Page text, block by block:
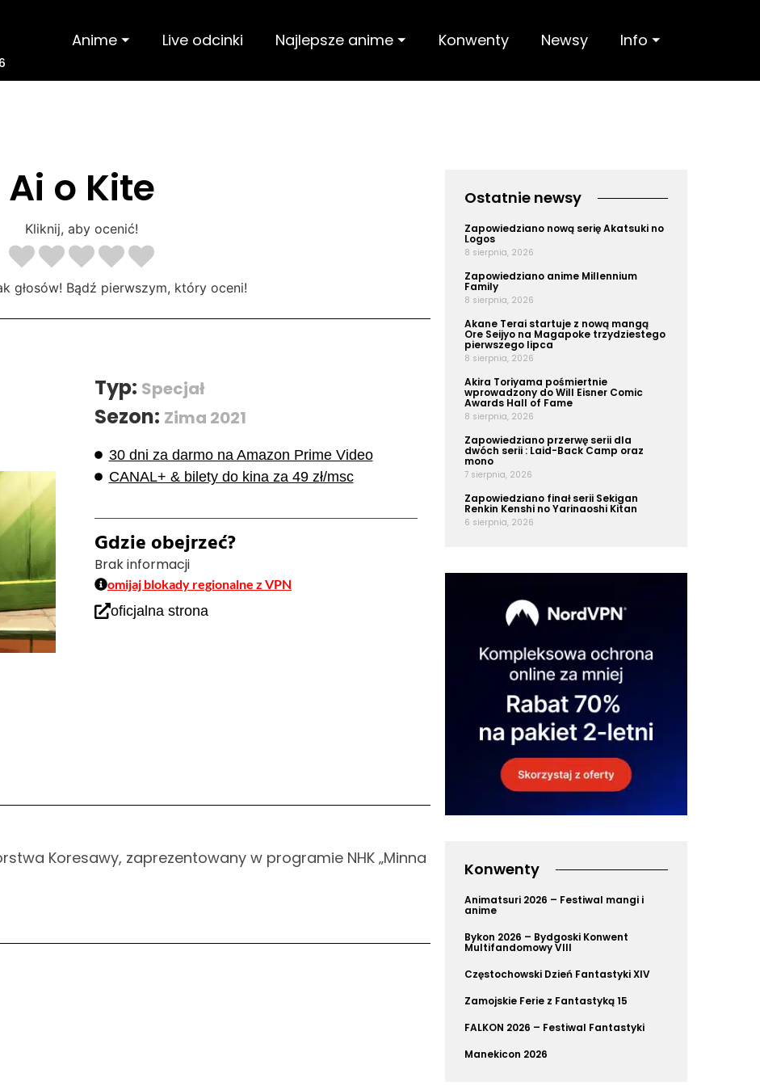
Anime ⏷ Live odcinki Najlepsze anime ⏷ Konwenty Newsy Info ⏷
Ai o Kite
Kliknij, aby ocenić!
głosów! Bądź pierwszym, który oceni!
Typ: Specjał
Sezon: Zima 2021
30 dni za darmo na Amazon Prime Video
CANAL+ & bilety do kina za 49 zł/msc
Gdzie obejrzeć?
Brak informacji
omijaj blokady regionalne z VPN
oficjalna strona
Koresawy, zaprezentowany w programie NHK „Minna
Ostatnie newsy
Zapowiedziano nową serię Akatsuki no
Logos
8 sierpnia, 2026
Zapowiedziano anime Millennium
Family
8 sierpnia, 2026
Akane Terai startuje z nową mangą
Ore Seijyo na Magapoke trzydziestego
pierwszego lipca
8 sierpnia, 2026
Akira Toriyama pośmiertnie
wprowadzony do Will Eisner Comic
Awards Hall of Fame
8 sierpnia, 2026
Zapowiedziano przerwę serii dla
dwóch serii : Laid-Back Camp oraz
mono
7 sierpnia, 2026
Zapowiedziano finał serii Sekigan
Renkin Kenshi no Yarinaoshi Kitan
6 sierpnia, 2026
Konwenty
Animatsuri 2026 – Festiwal mangi i
anime
Bykon 2026 – Bydgoski Konwent
Multifandomowy VIII
Częstochowski Dzień Fantastyki XIV
Zamojskie Ferie z Fantastyką 15
FALKON 2026 – Festiwal Fantastyki
Manekicon 2026